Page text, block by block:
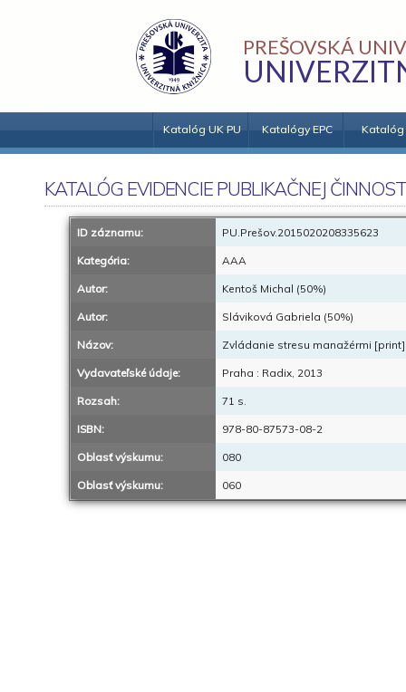
PREŠOVSKÁ
Katalóg UK PU Katalógy EPC Katalóg
KATALÓG EVIDENCIE PUBLIKAČNEJ
ID záznamu: PU.Prešov.2015020208335623
Kategória: AAA
Autor: Kentoš Michal (50%)
Autor: Sláviková Gabriela (50%)
Názov: Zvládanie stresu manažérmi [print]
Vydavateľské údaje: Praha : Radix, 2013
Rozsah: 71 s.
ISBN: 978-80-87573-08-2
Oblasť výskumu: 080
Oblasť výskumu: 060